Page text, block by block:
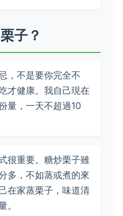
子？
，不是要你完全不
才健康。我自己現在
量，一天不超過10
很重要。糖炒栗子雖
多，不如蒸或煮的來
在家蒸栗子，味道清
。